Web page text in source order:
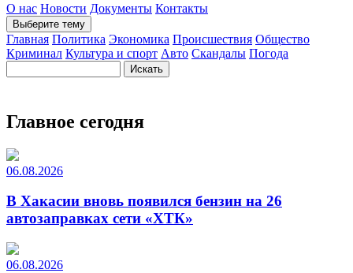
О нас Новости Документы Контакты
Выберите тему
Главная Политика Экономика Происшествия Общество
Криминал Культура и спорт Авто Скандалы Погода
Главное сегодня
06.08.2026
В Хакасии вновь появился бензин на 26
автозаправках сети «ХТК»
06.08.2026